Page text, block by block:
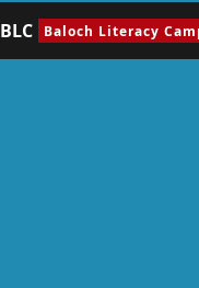
BLC Baloch Literacy